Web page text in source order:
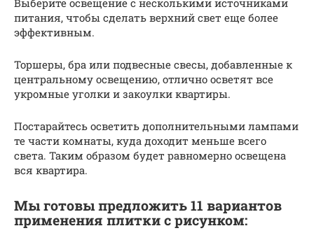
питания, чтобы сделать верхний свет еще более
эффективным.
Торшеры, бра или подвесные свесы, добавленные к
центральному освещению, отлично осветят все
укромные уголки и закоулки квартиры.
Постарайтесь осветить дополнительными лампами
те части комнаты, куда доходит меньше всего
света. Таким образом будет равномерно освещена
вся квартира.
Мы готовы предложить 11 вариантов
применения плитки с рисунком: